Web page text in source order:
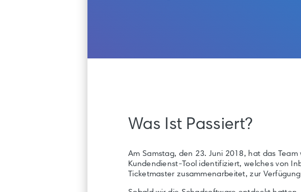
Was Ist Passiert?
Am Samstag, den 23. Juni 2018, hat das
Kundendienst-Tool identifiziert, welches von
Ticketmaster zusammenarbeitet, zur